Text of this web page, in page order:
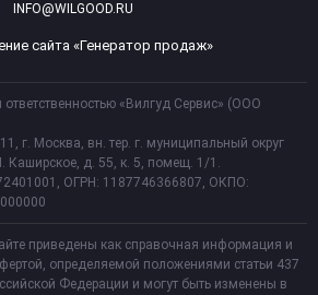
INFO@WILGOOD.RU
сайта «Генератор продаж»
«Вилгуд Сервис» (ООО
г. Москва, вн. тер. г. муниципальный округ
Каширское, д. 55, к. 5, помещ. 1/1.
ОГРН: 1187746366807, ОКПО:
приведены как справочная информация и
определяемой положениями статьи 437
Федерации и могут быть изменены в